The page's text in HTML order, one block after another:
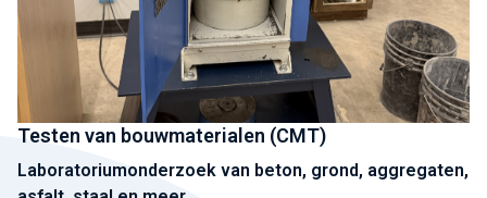
Testen van bouwmaterialen (CMT)
Laboratoriumonderzoek van beton, grond, aggregaten,